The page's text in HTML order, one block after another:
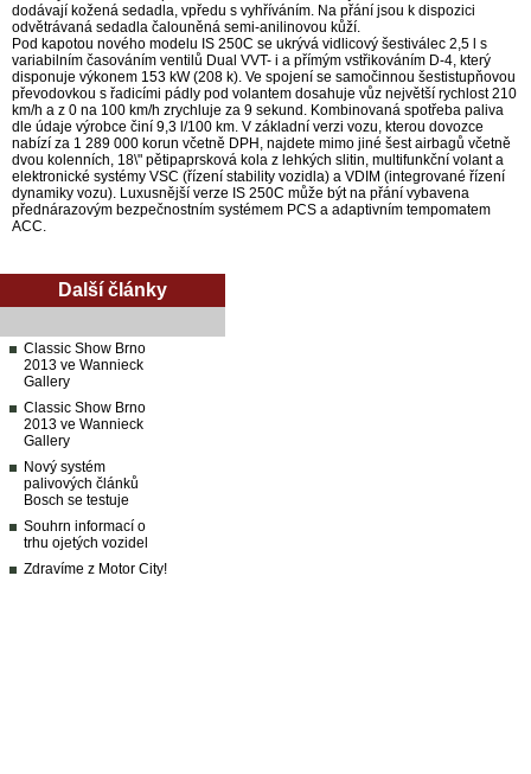
dodávají kožená sedadla, vpředu s vyhříváním. Na přání jsou k dispozici
odvětrávaná sedadla čalouněná semi-anilinovou kůží.
Pod kapotou nového modelu IS 250C se ukrývá vidlicový šestiválec 2,5 l s
variabilním časováním ventilů Dual VVT- i a přímým vstřikováním D-4, který
disponuje výkonem 153 kW (208 k). Ve spojení se samočinnou šestistupňovou
převodovkou s řadicími pádly pod volantem dosahuje vůz největší rychlost 210
km/h a z 0 na 100 km/h zrychluje za 9 sekund. Kombinovaná spotřeba paliva
dle údaje výrobce činí 9,3 l/100 km. V základní verzi vozu, kterou dovozce
nabízí za 1 289 000 korun včetně DPH, najdete mimo jiné šest airbagů včetně
dvou kolenních, 18\" pětipaprsková kola z lehkých slitin, multifunkční volant a
elektronické systémy VSC (řízení stability vozidla) a VDIM (integrované řízení
dynamiky vozu). Luxusnější verze IS 250C může být na přání vybavena
přednárazovým bezpečnostním systémem PCS a adaptivním tempomatem
ACC.
Další články
Classic Show Brno
2013 ve Wannieck
Gallery
Classic Show Brno
2013 ve Wannieck
Gallery
Nový systém
palivových článků
Bosch se testuje
Souhrn informací o
trhu ojetých vozidel
Zdravíme z Motor City!